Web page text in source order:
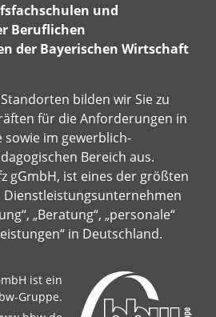
und
Beruflichen
der Bayerischen Wirtschaft
bilden wir Sie zu
für die Anforderungen in
sowie im gewerblich-
Bereich aus.
gGmbH, ist eines der größten
„Beratung“, „personale“
in Deutschland.
ist ein
Gruppe.